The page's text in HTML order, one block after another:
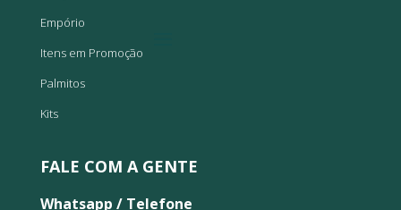
Empório
Itens em Promoção
Palmitos
Kits
FALE COM A GENTE
Whatsapp / Telefone